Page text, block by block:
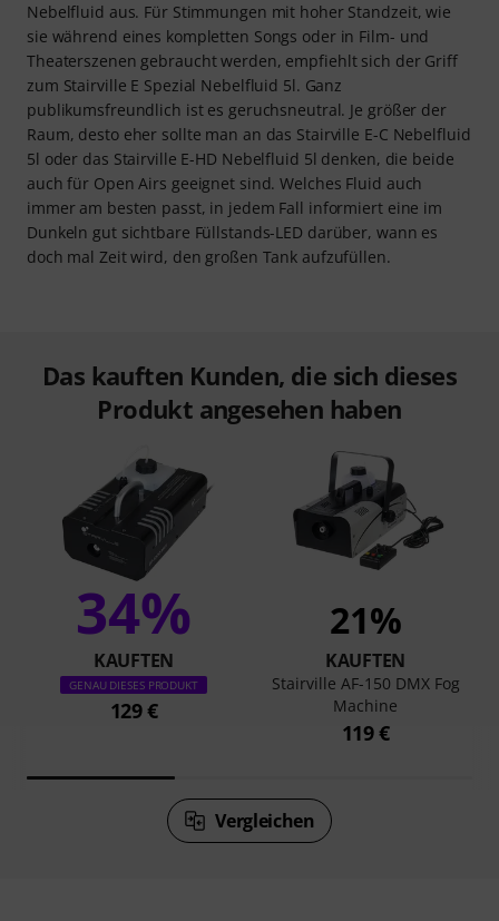
Nebelfluid aus. Für Stimmungen mit hoher Standzeit, wie
sie während eines kompletten Songs oder in Film- und
Theaterszenen gebraucht werden, empfiehlt sich der Griff
zum Stairville E Spezial Nebelfluid 5l. Ganz
publikumsfreundlich ist es geruchsneutral. Je größer der
Raum, desto eher sollte man an das Stairville E-C Nebelfluid
5l oder das Stairville E-HD Nebelfluid 5l denken, die beide
auch für Open Airs geeignet sind. Welches Fluid auch
immer am besten passt, in jedem Fall informiert eine im
Dunkeln gut sichtbare Füllstands-LED darüber, wann es
doch mal Zeit wird, den großen Tank aufzufüllen.
Das kauften Kunden, die sich dieses
Produkt angesehen haben
34%
KAUFTEN
GENAU DIESES PRODUKT
129 €
21%
KAUFTEN
Stairville AF-150 DMX Fog
Machine
119 €
Vergleichen